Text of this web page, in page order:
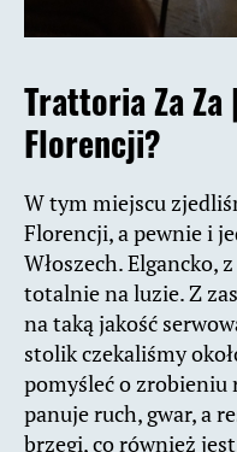
Trattoria Za Za |
Florencji?
W tym miejscu
Florencji, a pewnie i
Włoszech. Elgancko,
totalnie na luzie. Z
na taką jakość
stolik czekaliśmy
pomyśleć o zrobieniu
panuje ruch, gwar, a
brzegi, co również